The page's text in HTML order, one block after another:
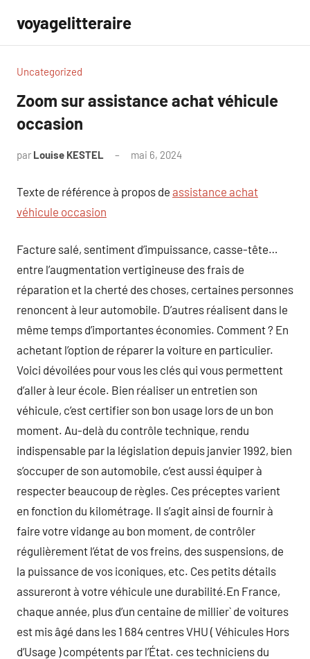
contenu
voyagelitteraire
Uncategorized
Zoom sur assistance achat véhicule
occasion
par Louise KESTEL mai 6, 2024
Texte de référence à propos de assistance achat
véhicule occasion
Facture salé, sentiment d’impuissance, casse-tête…
entre l’augmentation vertigineuse des frais de
réparation et la cherté des choses, certaines personnes
renoncent à leur automobile. D’autres réalisent dans le
même temps d’importantes économies. Comment ? En
achetant l’option de réparer la voiture en particulier.
Voici dévoilées pour vous les clés qui vous permettent
d’aller à leur école. Bien réaliser un entretien son
véhicule, c’est certifier son bon usage lors de un bon
moment. Au-delà du contrôle technique, rendu
indispensable par la législation depuis janvier 1992, bien
s’occuper de son automobile, c’est aussi équiper à
respecter beaucoup de règles. Ces préceptes varient
en fonction du kilométrage. Il s’agit ainsi de fournir à
faire votre vidange au bon moment, de contrôler
régulièrement l’état de vos freins, des suspensions, de
la puissance de vos iconiques, etc. Ces petits détails
assureront à votre véhicule une durabilité.En France,
chaque année, plus d’un centaine de millier` de voitures
est mis âgé dans les 1 684 centres VHU ( Véhicules Hors
d’Usage ) compétents par l’État. ces techniciens du